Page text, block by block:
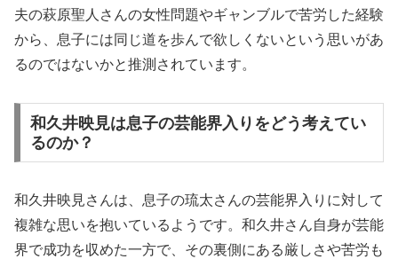
夫の萩原聖人さんの女性問題やギャンブルで苦労した経験
から、息子には同じ道を歩んで欲しくないという思いがあ
るのではないかと推測されています。
和久井映見は息子の芸能界入りをどう考えてい
るのか？
和久井映見さんは、息子の琉太さんの芸能界入りに対して
複雑な思いを抱いているようです。和久井さん自身が芸能
界で成功を収めた一方で、その裏側にある厳しさや苦労も